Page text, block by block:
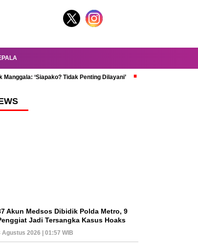
‘Siapako? Tidak Penting Dilayani’
Akun Medsos Dibidik Polda Metro, 9
Jadi Tersangka Kasus Hoaks
Agustus 2026 | 01:57 WIB